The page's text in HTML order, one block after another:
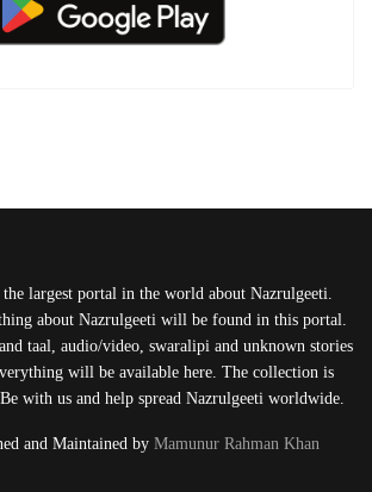
largest portal in the world about Nazrulgeeti.
about Nazrulgeeti will be found in this portal.
taal, audio/video, swaralipi and unknown stories
will be available here. The collection is
with us and help spread Nazrulgeeti worldwide.
and Maintained by Mamunur Rahman Khan